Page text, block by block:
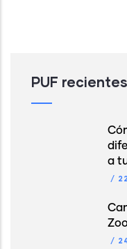
PUF recientes
a
/
/